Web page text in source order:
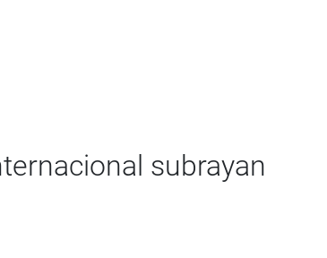
subrayan